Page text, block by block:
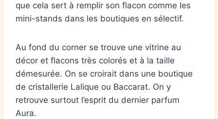
que cela sert à remplir son flacon comme les
mini-stands dans les boutiques en sélectif.
Au fond du corner se trouve une vitrine au
décor et flacons très colorés et à la taille
démesurée. On se croirait dans une boutique
de cristallerie Lalique ou Baccarat. On y
retrouve surtout l’esprit du dernier parfum
Aura.